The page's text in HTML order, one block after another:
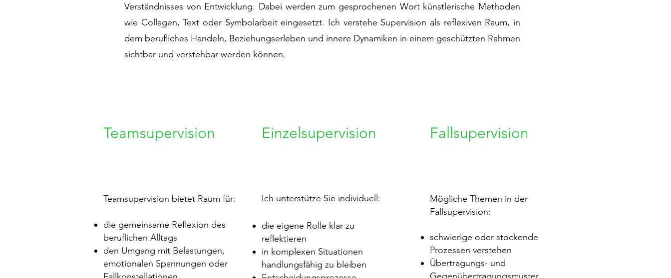
Verständnisses von Entwicklung. Dabei werden zum gesprochenen Wort künstlerische Methoden
wie Collagen, Text oder Symbolarbeit eingesetzt. Ich verstehe Supervision als reflexiven Raum, in
dem berufliches Handeln, Beziehungserleben und innere Dynamiken in einem geschützten Rahmen
sichtbar und verstehbar werden können.
Teamsupervision Einzelsupervision Fallsupervision
Teamsupervision bietet Raum für:
die gemeinsame Reflexion des
beruflichen Alltags
den Umgang mit Belastungen,
emotionalen Spannungen oder
Ich unterstütze Sie individuell:
die eigene Rolle klar zu
reflektieren
in komplexen Situationen
handlungsfähig zu bleiben
Mögliche Themen in der
Fallsupervision:
schwierige oder stockende
Prozessen verstehen
Übertragungs- und